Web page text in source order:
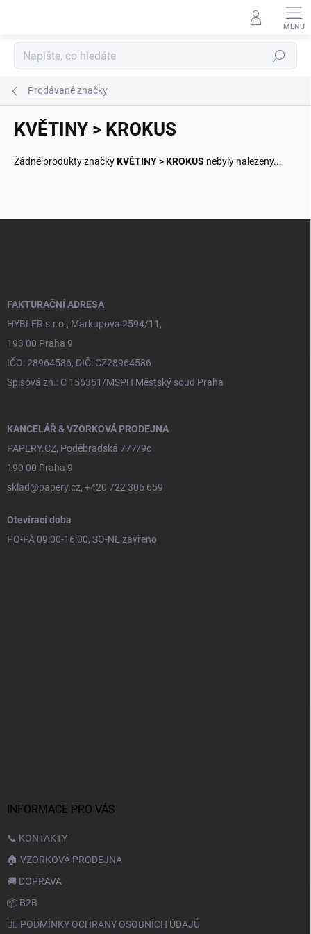
Hledat
Prodávané značky
KVĚTINY > KROKUS
Žádné produkty značkyKVĚTINY > KROKUS nebyly nalezeny...
FAKTURAČNÍ ADRESA
HYBLER s.r.o., Markupova 2594/11,
193 00 Praha 9
IČO: 28964586, DIČ: CZ28964586
Spisová zn.: C 156351/MSPH Městský soud Praha
KANCELÁŘ & VZORKOVÁ PRODEJNA
PAPERY.CZ, Poděbradská 777/9c
190 00 Praha 9
sklad@papery.cz, +420 722 306 659
Otevírací doba
PO-PÁ 09:00-16:00, SO-NE zavřeno
INFORMACE PRO VÁS
📞 KONTAKTY
🏠 VZORKOVÁ PRODEJNA
🚚 DOPRAVA
📦 B2B
🙆‍♂️ PODMÍNKY OCHRANY OSOBNÍCH ÚDAJŮ